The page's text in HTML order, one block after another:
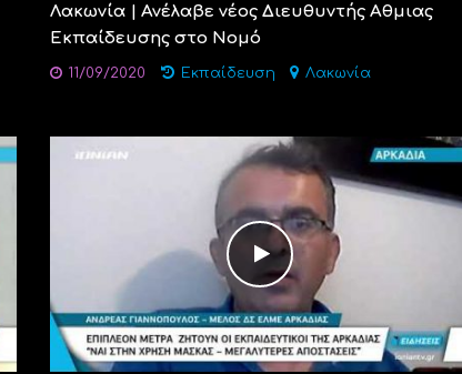
Λακωνία | Ανέλαβε νέος Διευθυντής Aθμιας
Εκπαίδευσης στο Νομό
11/09/2020 Εκπαίδευση Λακωνία